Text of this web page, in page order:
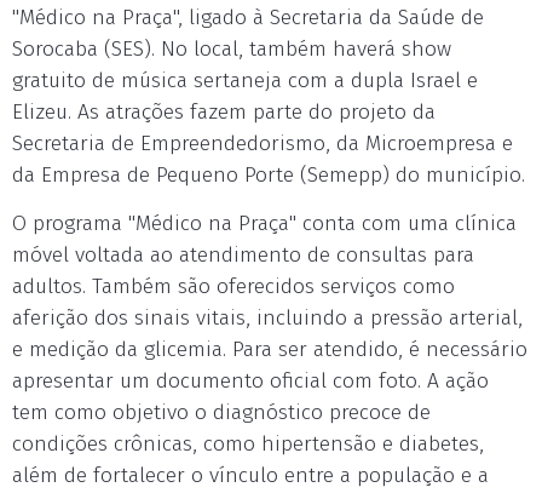
"Médico na Praça", ligado à Secretaria da Saúde de
Sorocaba (SES). No local, também haverá show
gratuito de música sertaneja com a dupla Israel e
Elizeu. As atrações fazem parte do projeto da
Secretaria de Empreendedorismo, da Microempresa e
da Empresa de Pequeno Porte (Semepp) do município.
O programa "Médico na Praça" conta com uma clínica
móvel voltada ao atendimento de consultas para
adultos. Também são oferecidos serviços como
aferição dos sinais vitais, incluindo a pressão arterial,
e medição da glicemia. Para ser atendido, é necessário
apresentar um documento oficial com foto. A ação
tem como objetivo o diagnóstico precoce de
condições crônicas, como hipertensão e diabetes,
além de fortalecer o vínculo entre a população e a